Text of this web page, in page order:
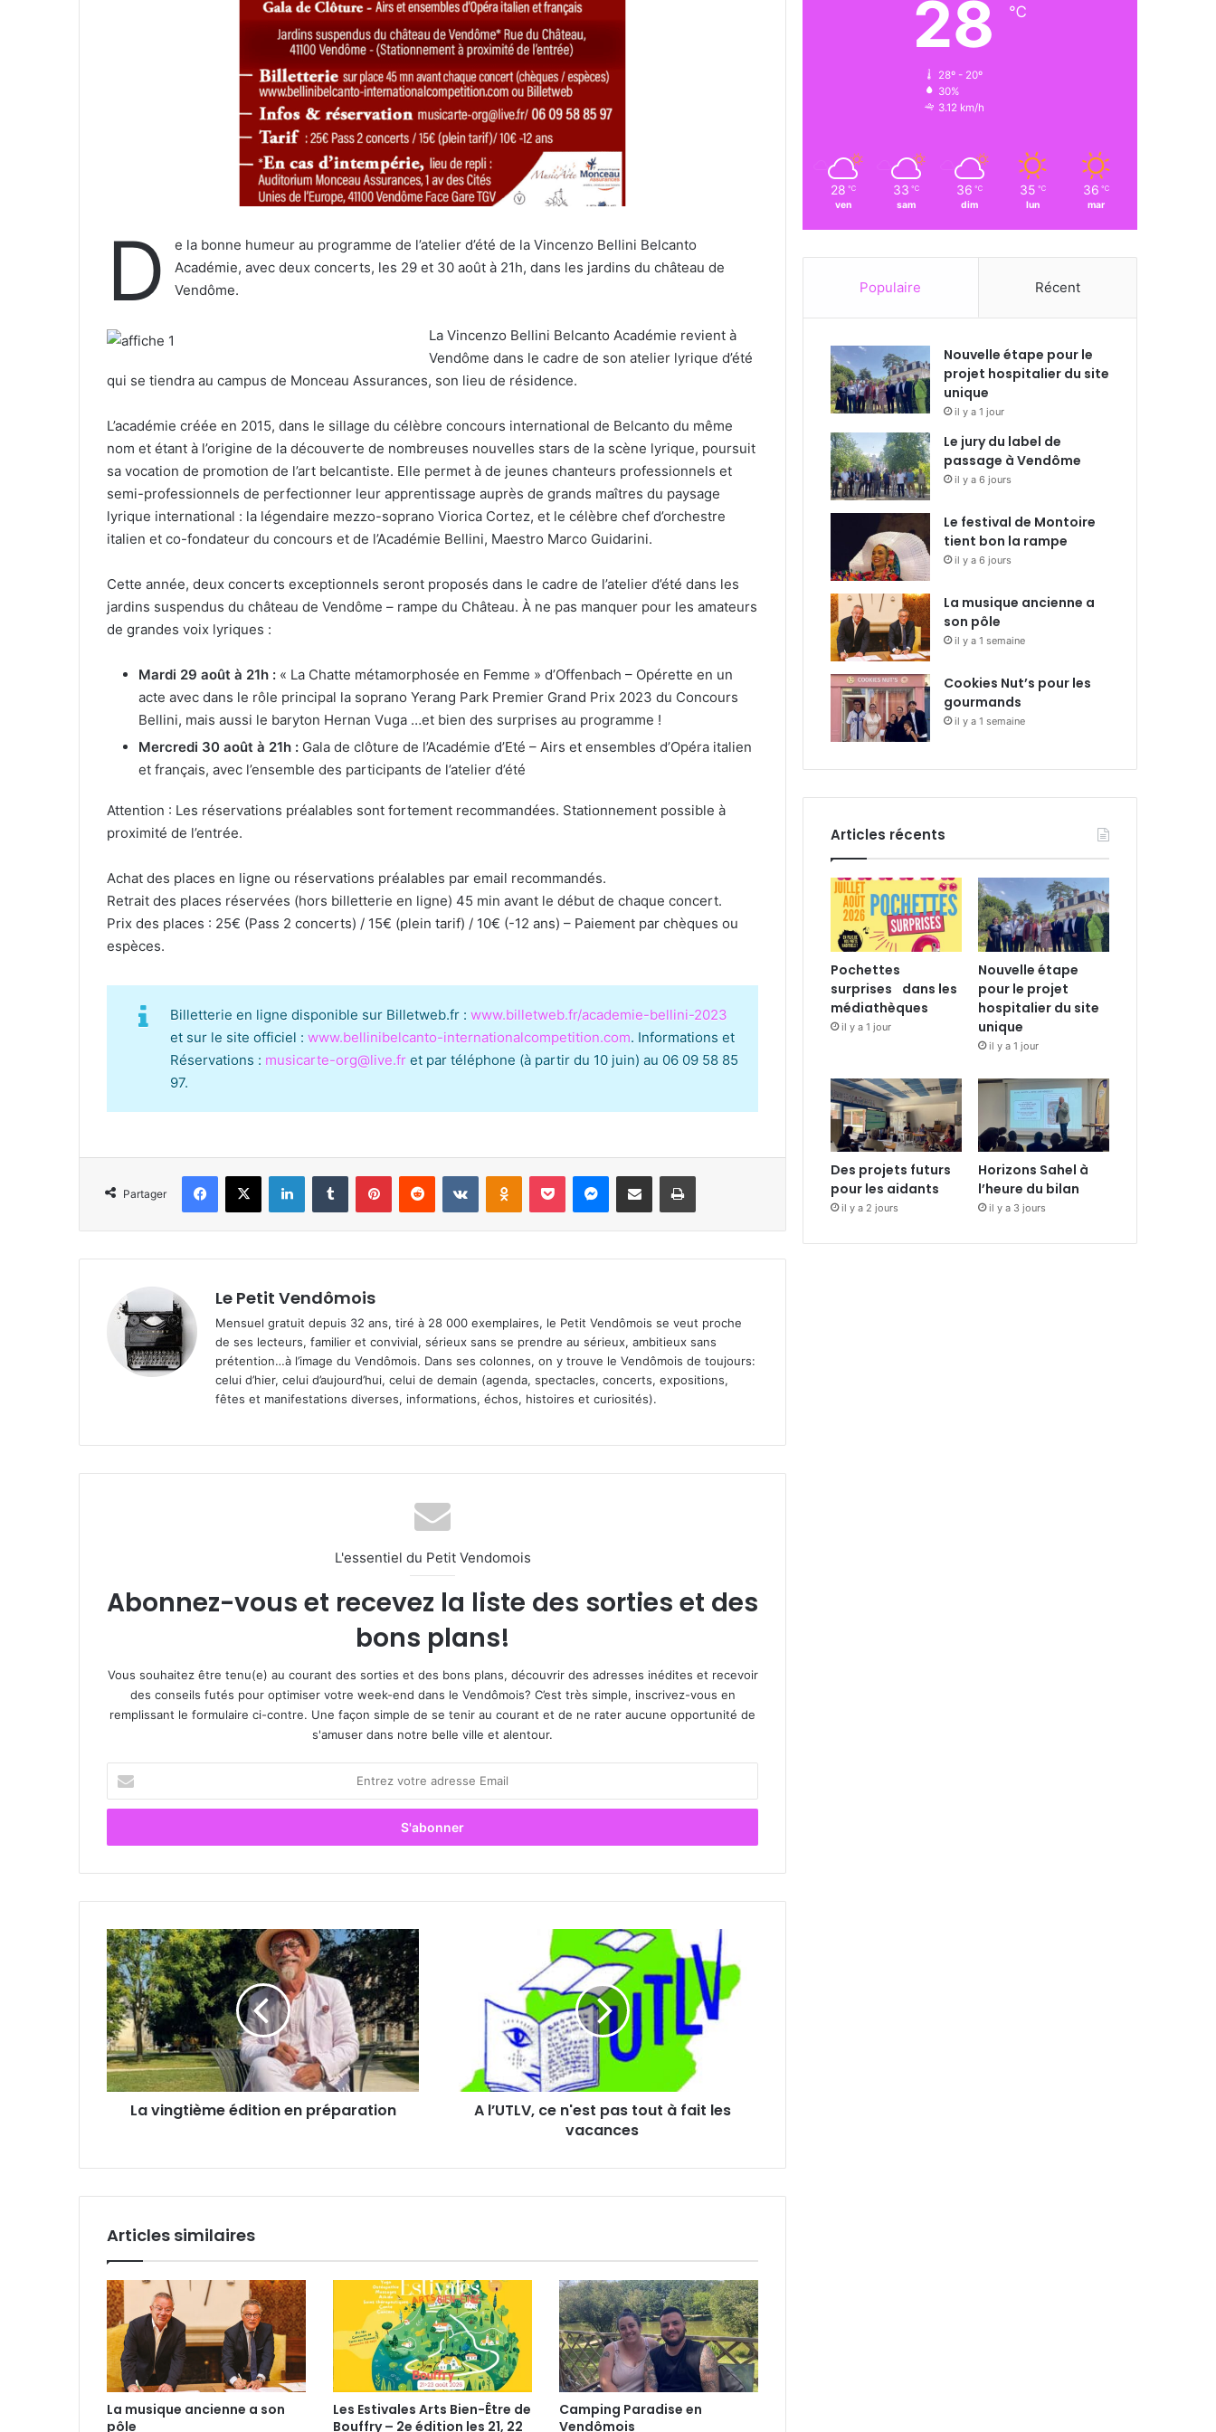
D
e la bonne humeur au programme de l’atelier d’été de la Vincenzo Bellini Belcanto
Académie, avec deux concerts, les 29 et 30 août à 21h, dans les jardins du château de
Vendôme.
La Vincenzo Bellini Belcanto Académie revient à
Vendôme dans le cadre de son atelier lyrique d’été
qui se tiendra au campus de Monceau Assurances, son lieu de résidence.
L’académie créée en 2015, dans le sillage du célèbre concours international de Belcanto du même
nom et étant à l’origine de la découverte de nombreuses nouvelles stars de la scène lyrique, poursuit
sa vocation de promotion de l’art belcantiste. Elle permet à de jeunes chanteurs professionnels et
semi-professionnels de perfectionner leur apprentissage auprès de grands maîtres du paysage
lyrique international : la légendaire mezzo-soprano Viorica Cortez, et le célèbre chef d’orchestre
italien et co-fondateur du concours et de l’Académie Bellini, Maestro Marco Guidarini.
Cette année, deux concerts exceptionnels seront proposés dans le cadre de l’atelier d’été dans les
jardins suspendus du château de Vendôme – rampe du Château. À ne pas manquer pour les amateurs
de grandes voix lyriques :
Mardi 29 août à 21h : « La Chatte métamorphosée en Femme » d’Offenbach – Opérette en un
acte avec dans le rôle principal la soprano Yerang Park Premier Grand Prix 2023 du Concours
Bellini, mais aussi le baryton Hernan Vuga …et bien des surprises au programme !
Mercredi 30 août à 21h : Gala de clôture de l’Académie d’Eté – Airs et ensembles d’Opéra italien
et français, avec l’ensemble des participants de l’atelier d’été
Attention : Les réservations préalables sont fortement recommandées. Stationnement possible à
proximité de l’entrée.
Achat des places en ligne ou réservations préalables par email recommandés.
Retrait des places réservées (hors billetterie en ligne) 45 min avant le début de chaque concert.
Prix des places : 25€ (Pass 2 concerts) / 15€ (plein tarif) / 10€ (-12 ans) – Paiement par chèques ou
espèces.
Billetterie en ligne disponible sur Billetweb.fr : www.billetweb.fr/academie-bellini-2023
et sur le site officiel : www.bellinibelcanto-internationalcompetition.com. Informations et
Réservations : musicarte-org@live.fr et par téléphone (à partir du 10 juin) au 06 09 58 85
97.
Partager
Le Petit Vendômois
Mensuel gratuit depuis 32 ans, tiré à 28 000 exemplaires, le Petit Vendômois se veut proche
de ses lecteurs, familier et convivial, sérieux sans se prendre au sérieux, ambitieux sans
prétention…à l’image du Vendômois. Dans ses colonnes, on y trouve le Vendômois de toujours:
celui d’hier, celui d’aujourd’hui, celui de demain (agenda, spectacles, concerts, expositions,
fêtes et manifestations diverses, informations, échos, histoires et curiosités).
L'essentiel du Petit Vendomois
Abonnez-vous et recevez la liste des sorties et des
bons plans!
Vous souhaitez être tenu(e) au courant des sorties et des bons plans, découvrir des adresses inédites et recevoir
des conseils futés pour optimiser votre week-end dans le Vendômois? C’est très simple, inscrivez-vous en
remplissant le formulaire ci-contre. Une façon simple de se tenir au courant et de ne rater aucune opportunité de
s'amuser dans notre belle ville et alentour.
t
e
o
r
e
a
d
r
e
s
s
e
i
L
a
v
i
n
g
t
i
è
d
o
n
e
n
p
r
é
p
a
r
La vingtième édition en préparation
e
s
t
o
u
t
à
f
a
A l’UTLV, ce n'est pas tout à fait les
vacances
Articles similaires
La musique ancienne a son
pôle
Les Estivales Arts Bien-Être de
Bouffry – 2e édition les 21, 22
Camping Paradise en
Vendômois
28 ℃
28º - 20º
30%
3.12 km/h
28 ℃
ven
33 ℃
sam
36 ℃
dim
35 ℃
lun
36 ℃
mar
Populaire Récent
Nouvelle étape pour le
projet hospitalier du site
unique
il y a 1 jour
Le jury du label de
passage à Vendôme
il y a 6 jours
Le festival de Montoire
tient bon la rampe
il y a 6 jours
La musique ancienne a
son pôle
il y a 1 semaine
Cookies Nut’s pour les
gourmands
il y a 1 semaine
Articles récents
Pochettes
surprises dans les
médiathèques
il y a 1 jour
Nouvelle étape
pour le projet
hospitalier du site
unique
il y a 1 jour
Des projets futurs
pour les aidants
il y a 2 jours
Horizons Sahel à
l’heure du bilan
il y a 3 jours